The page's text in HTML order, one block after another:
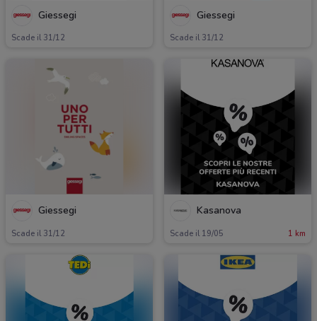
Giessegi
Scade il 31/12
Giessegi
Scade il 31/12
Giessegi
Scade il 31/12
Kasanova
Scade il 19/05 1 km